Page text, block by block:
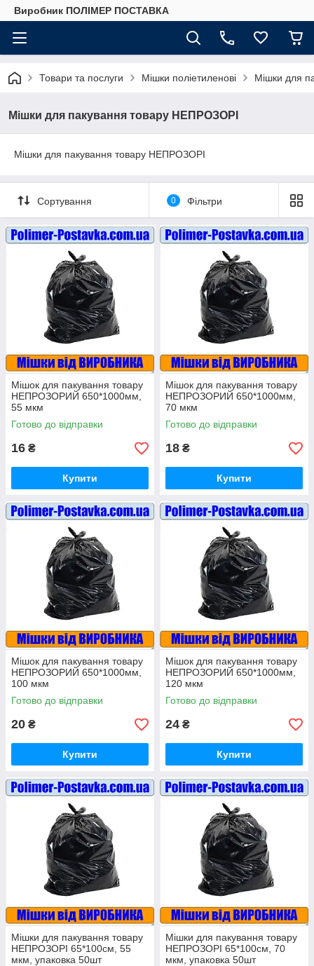
Виробник ПОЛІМЕР ПОСТАВКА
Товари та послуги Мішки поліетиленові Мішки для
Мішки для пакування товару НЕПРОЗОРІ
Мішки для пакування товару НЕПРОЗОРІ
Сортування 0 Фільтри
Мішок для пакування товару
НЕПРОЗОРИЙ 650*1000мм,
55 мкм
Готово до відправки
16 ₴
Купити
Мішок для пакування товару
НЕПРОЗОРИЙ 650*1000мм,
70 мкм
Готово до відправки
18 ₴
Купити
Мішок для пакування товару
НЕПРОЗОРИЙ 650*1000мм,
100 мкм
Готово до відправки
20 ₴
Купити
Мішок для пакування товару
НЕПРОЗОРИЙ 650*1000мм,
120 мкм
Готово до відправки
24 ₴
Купити
Мішки для пакування товару
НЕПРОЗОРІ 65*100см, 55
мкм, упаковка 50шт
Мішки для пакування товару
НЕПРОЗОРІ 65*100см, 70
мкм, упаковка 50шт